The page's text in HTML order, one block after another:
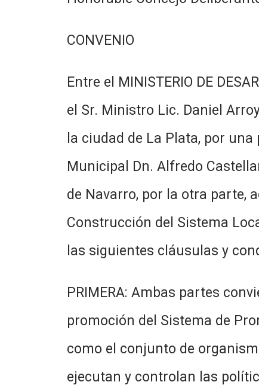
CONVENIO
Entre el MINISTERIO DE
el Sr. Ministro Lic. Daniel
la ciudad de La Plata, por una
Municipal Dn. Alfredo
de Navarro, por la otra parte,
Construcción del Sistema
las siguientes cláusulas y
PRIMERA: Ambas partes
promoción del Sistema de
como el conjunto de
ejecutan y controlan las